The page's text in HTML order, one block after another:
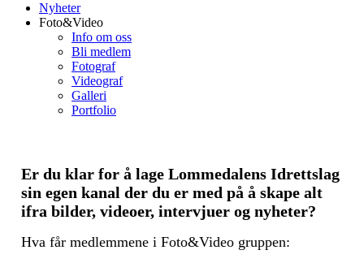
Nyheter
Foto&Video
Info om oss
Bli medlem
Fotograf
Videograf
Galleri
Portfolio
Er du klar for å lage Lommedalens Idrettslag
sin egen kanal der du er med på å skape alt
ifra bilder, videoer, intervjuer og nyheter?
Hva får medlemmene i Foto&Video gruppen: